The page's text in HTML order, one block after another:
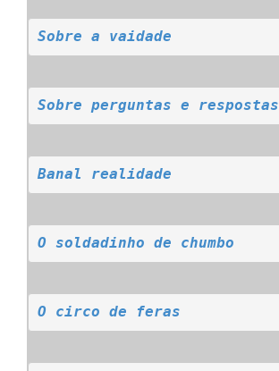
Sobre a vaidade
Sobre perguntas e respostas
Banal realidade
O soldadinho de chumbo
O circo de feras